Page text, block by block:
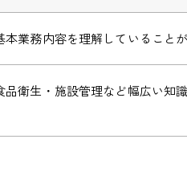
業務内容を理解していることが
衛生・施設管理など幅広い知